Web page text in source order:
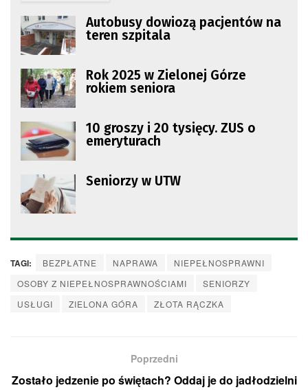
Autobusy dowiozą pacjentów na
teren szpitala
Rok 2025 w Zielonej Górze
rokiem seniora
10 groszy i 20 tysięcy. ZUS o
emeryturach
Seniorzy w UTW
TAGI: BEZPŁATNE NAPRAWA
NIEPEŁNOSPRAWNI
OSOBY Z NIEPEŁNOSPRAWNOŚCIAMI
SENIORZY
USŁUGI
ZIELONA GÓRA ZŁOTA RĄCZKA
Poprzedni
Zostało jedzenie po świętach? Oddaj je do jadłodzielni